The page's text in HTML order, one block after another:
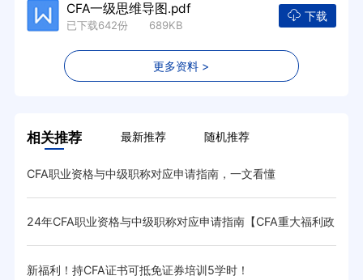
CFA一级思维导图.pdf
已下载642份 689KB
下载
更多资料 >
相关推荐 最新推荐 随机推荐
CFA职业资格与中级职称对应申请指南，一文看懂
24年CFA职业资格与中级职称对应申请指南【CFA重大福利政
策】
新福利！持CFA证书可抵免证券培训5学时！